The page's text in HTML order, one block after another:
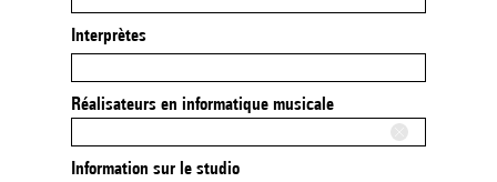
Interprètes
Réalisateurs en informatique musicale
Information sur le studio